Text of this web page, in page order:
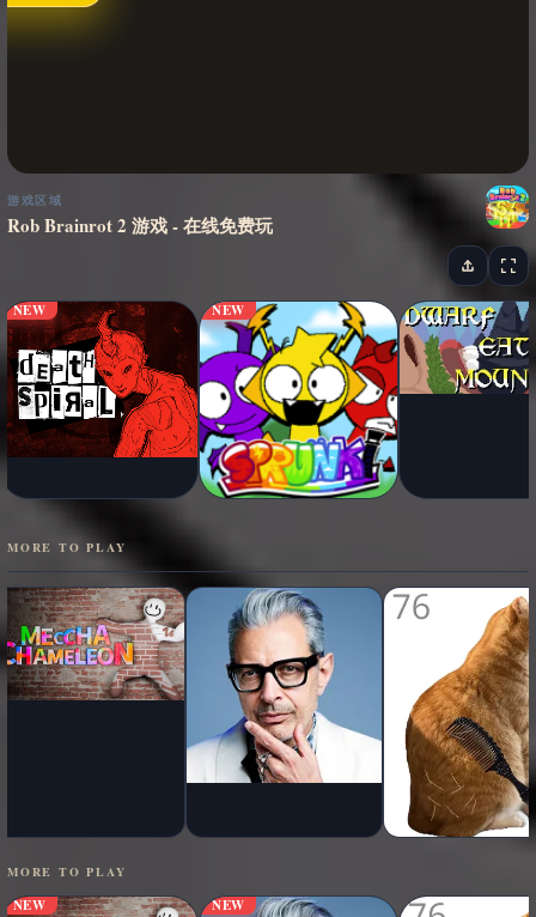
游戏区域
Rob Brainrot 2 游戏 - 在线免费玩
NEW NEW
MORE TO PLAY
MORE TO PLAY
NEW NEW